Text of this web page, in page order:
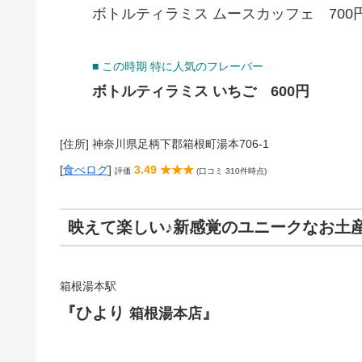
ボトルティラミス ムースカッフェ 700
■ この時期 特に人気のフレーバー
ボトルティラミス いちご 600円
[住所] 神奈川県足柄下郡箱根町湯本706-1
[食べログ] 評価 3.49 ★★★ (口コミ 310件時点)
映えて楽しい♪新感覚のユニークなお土
箱根湯本駅
『ひより 箱根湯本店』